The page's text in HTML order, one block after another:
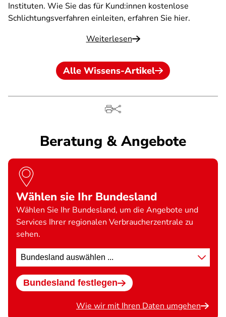
Instituten. Wie Sie das für Kund:innen kostenlose
Schlichtungsverfahren einleiten, erfahren Sie hier.
Weiterlesen
Alle Wissens-Artikel
Beratung & Angebote
Wählen sie Ihr Bundesland
Wählen Sie Ihr Bundesland, um die Angebote und
Services Ihrer regionalen Verbraucherzentrale zu
sehen.
Standort
wählen
Bundesland festlegen
Wie wir mit Ihren Daten umgehen